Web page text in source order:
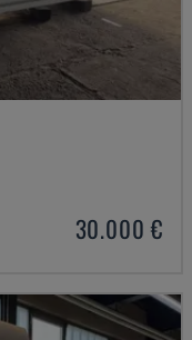
30.000 €